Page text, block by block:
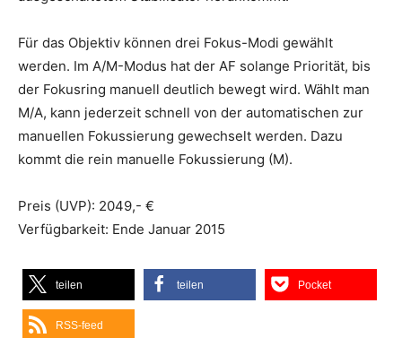
Für das Objektiv können drei Fokus-Modi gewählt
werden. Im A/M-Modus hat der AF solange Priorität, bis
der Fokusring manuell deutlich bewegt wird. Wählt man
M/A, kann jederzeit schnell von der automatischen zur
manuellen Fokussierung gewechselt werden. Dazu
kommt die rein manuelle Fokussierung (M).
Preis (UVP): 2049,- €
Verfügbarkeit: Ende Januar 2015
teilen teilen Pocket
RSS-feed